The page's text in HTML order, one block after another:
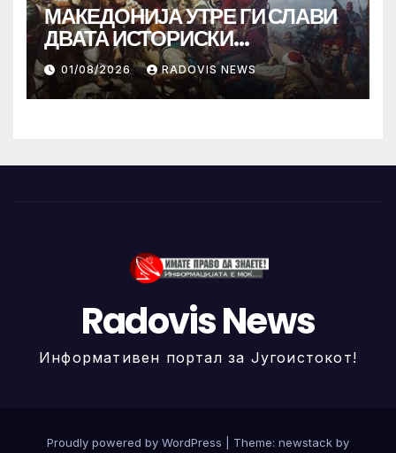
МАКЕДОНИЈА УТРЕ ГИ СЛАВИ
ДВАТА ИСТОРИСКИ
ИЛИНДЕНА!
01/08/2026 RADOVIS NEWS
Radovis News
Информативен портал за Југоистокот!
Proudly powered by WordPress Theme: newstack by